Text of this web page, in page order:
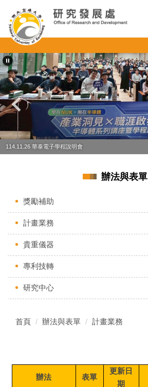
到
主
要
內
容
區
114.11.26 華泰電子學程說明會
辦法與表單
獎勵補助
計畫業務
貴重儀器
專利技轉
研究中心
首頁 辦法與表單 計畫業務
辦法 表單
更新日
期